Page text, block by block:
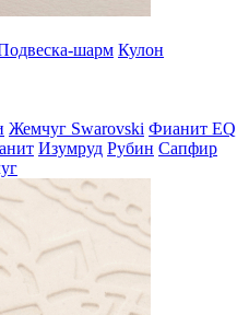
шарм Кулон
Жемчуг Swarovski Фианит EQ
Изумруд Рубин Сапфир